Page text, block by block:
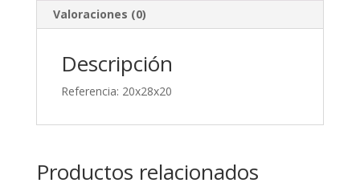
Valoraciones (0)
Descripción
Referencia: 20x28x20
Productos relacionados